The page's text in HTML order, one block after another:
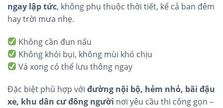
ngay lập tức, không phụ thuộc thời tiết, kể cả ban đêm
hay trời mưa nhẹ.
Không cần đun nấu
Không khói bụi, không mùi khó chịu
Vá xong có thể lưu thông ngay
Đặc biệt phù hợp với đường nội bộ, hẻm nhỏ, bãi đậu
xe, khu dân cư đông người nơi yêu cầu thi công gọn –